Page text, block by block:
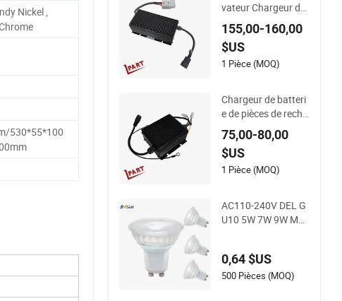
Nickel ,
530*55*100
vateur Chargeur de
batterie de chariot é
lévateur Sortie 24V
25A Esch24V25A
155,00-160,00
$US
1 Pièce (MOQ)
Chargeur de batteri
e de pièces de recha
nge pour chariot élé
vateur 1121-52000
4-0A Esch24V5a po
ur transpalette élect
75,00-80,00
$US
1 Pièce (MOQ)
AC110-240V DEL G
U10 5W 7W 9W MR
0,64 $US
500 Pièces (MOQ)